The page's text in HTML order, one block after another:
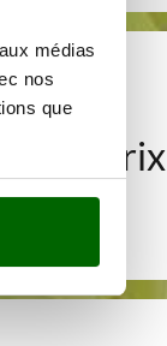
médias
nos
que
65